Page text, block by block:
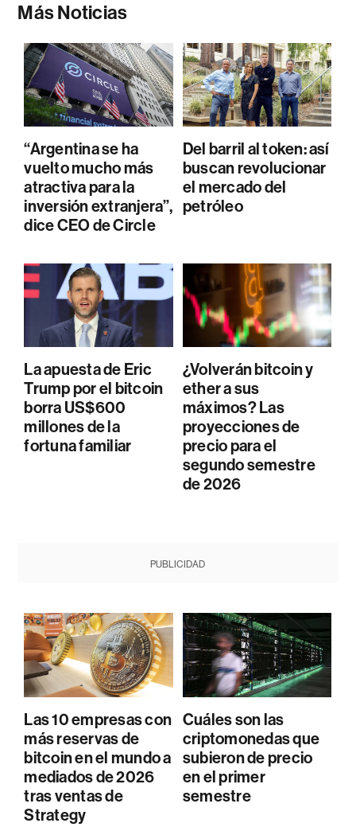
Más Noticias
“Argentina se ha
vuelto mucho más
atractiva para la
inversión extranjera”,
dice CEO de Circle
Del barril al token: así
buscan revolucionar
el mercado del
petróleo
La apuesta de Eric
Trump por el bitcoin
borra US$600
millones de la
fortuna familiar
¿Volverán bitcoin y
ether a sus
máximos? Las
proyecciones de
precio para el
segundo semestre
de 2026
PUBLICIDAD
Las 10 empresas con
más reservas de
bitcoin en el mundo a
mediados de 2026
tras ventas de
Strategy
Cuáles son las
criptomonedas que
subieron de precio
en el primer
semestre